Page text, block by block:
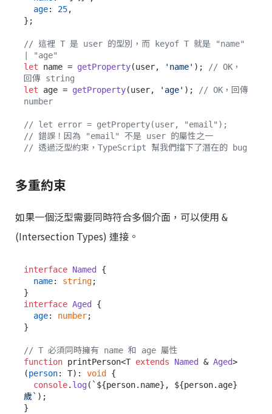
age: 25,
};
// 這裡 T 是 user 的型別，而 keyof T 就是 "name"
| "age"
let name = getProperty(user, 'name' ); // OK，
回傳 string
let age = getProperty(user, 'age' ); // OK，回傳
number
// let error = getProperty(user, "email");
// 錯誤！因為 "email" 不是 user 的屬性之一
// 透過泛型約束，TypeScript 幫我們擋下了潛在的 bug
多重約束
如果一個泛型需要同時符合多個介面，可以使用 &
(Intersection Types) 連接。
interface Named
{
name: string;
interface Aged
{
age: number;
}
// T 必須同時擁有 name 和 age 屬性
function printPerson<T extends Named & Aged>
(person: T): void
{
console. log( ` ${person.name} , ${person.age}
歲` );
}